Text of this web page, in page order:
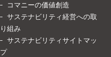
コマニーの価値創造
サステナビリティ経営への取
り組み
サステナビリティサイトマッ
プ